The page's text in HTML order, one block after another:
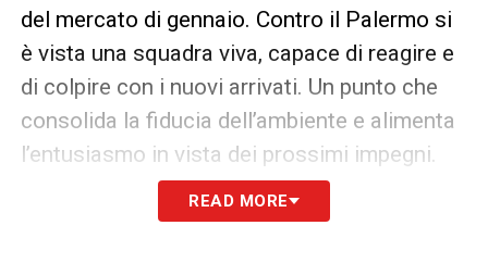
del mercato di gennaio. Contro il Palermo si
è vista una squadra viva, capace di reagire e
di colpire con i nuovi arrivati. Un punto che
consolida la fiducia dell’ambiente e alimenta
l’entusiasmo in vista dei prossimi impegni.
Sampdoria Palermo, i nuovi
READ MORE